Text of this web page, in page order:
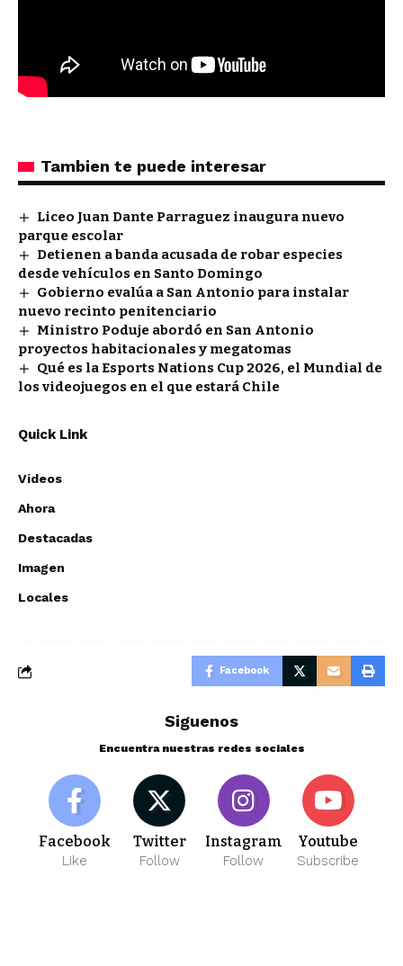
Tambien te puede interesar
Liceo Juan Dante Parraguez inaugura nuevo
parque escolar
Detienen a banda acusada de robar especies
desde vehículos en Santo Domingo
Gobierno evalúa a San Antonio para instalar
nuevo recinto penitenciario
Ministro Poduje abordó en San Antonio
proyectos habitacionales y megatomas
Qué es la Esports Nations Cup 2026, el Mundial de
los videojuegos en el que estará Chile
Quick Link
Videos
Ahora
Destacadas
Imagen
Locales
Facebook
Siguenos
Encuentra nuestras redes sociales
Facebook
Like
Twitter
Follow
Instagram
Follow
Youtube
Subscribe